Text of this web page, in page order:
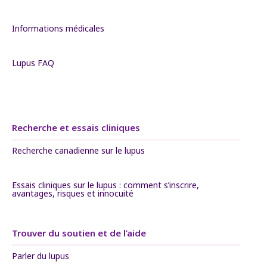
Informations médicales
Lupus FAQ
Recherche et essais cliniques
Recherche canadienne sur le lupus
Essais cliniques sur le lupus : comment s’inscrire,
avantages, risques et innocuité
Trouver du soutien et de l’aide
Parler du lupus